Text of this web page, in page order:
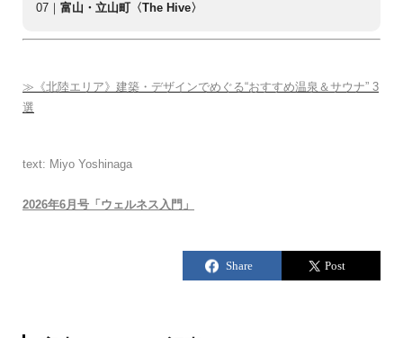
07｜ 富山・立山町〈The Hive〉
≫《北陸エリア》建築・デザインでめぐる“おすすめ温泉＆サウナ” 3
選
text: Miyo Yoshinaga
2026年6月号「ウェルネス入門」